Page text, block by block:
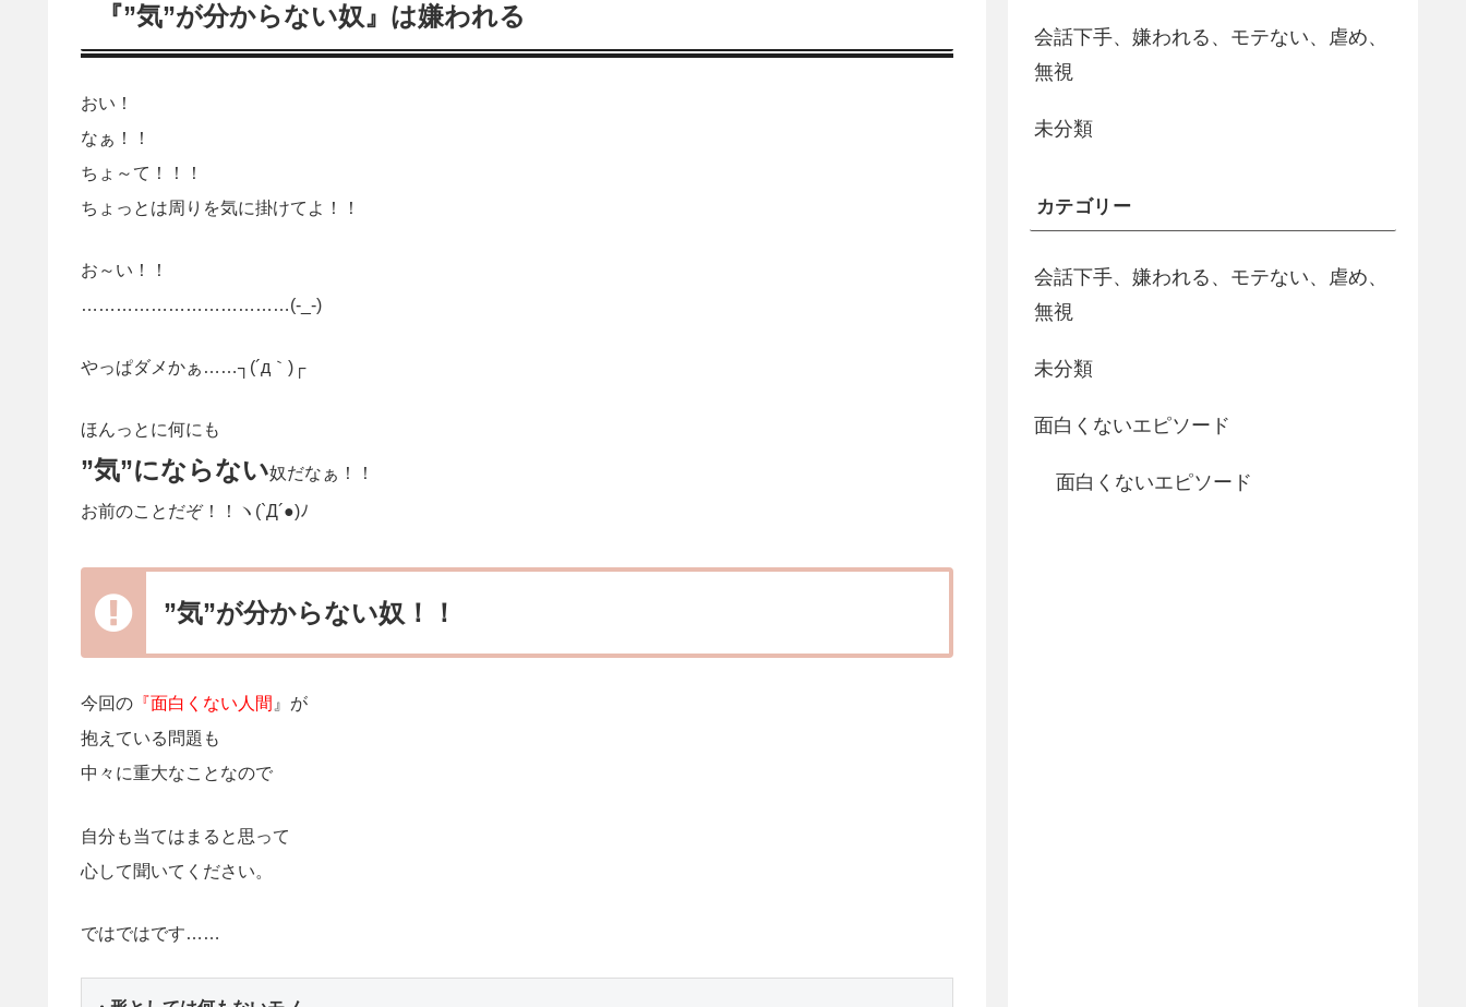
『”気”が分からない奴』は嫌われる
おい！
なぁ ！！
ちょ～て！！！
ちょっとは周りを気に掛けてよ！！
お～い！！
………………………………(-_-)
やっぱダメかぁ……┐(´д｀)┌
ほんっとに何にも
”気”にならない奴だなぁ！！
お前のことだぞ！！ヽ(`Д´●)ﾉ
”気”が分からない奴！！
今回の 『面白くない人間 』が
抱えている問題も
中々に重大なことなので
自分も当てはまると思って
心して聞いてください。
ではではです……
会話下手、嫌われる、モテない、虐め、
無視
未分類
カテゴリー
会話下手、嫌われる、モテない、虐め、
無視
未分類
面白くないエピソード
面白くないエピソード